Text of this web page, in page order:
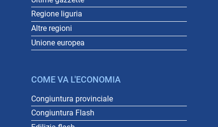
Regione liguria
Altre regioni
Unione europea
COME VA L'ECONOMIA
Congiuntura provinciale
Congiuntura Flash